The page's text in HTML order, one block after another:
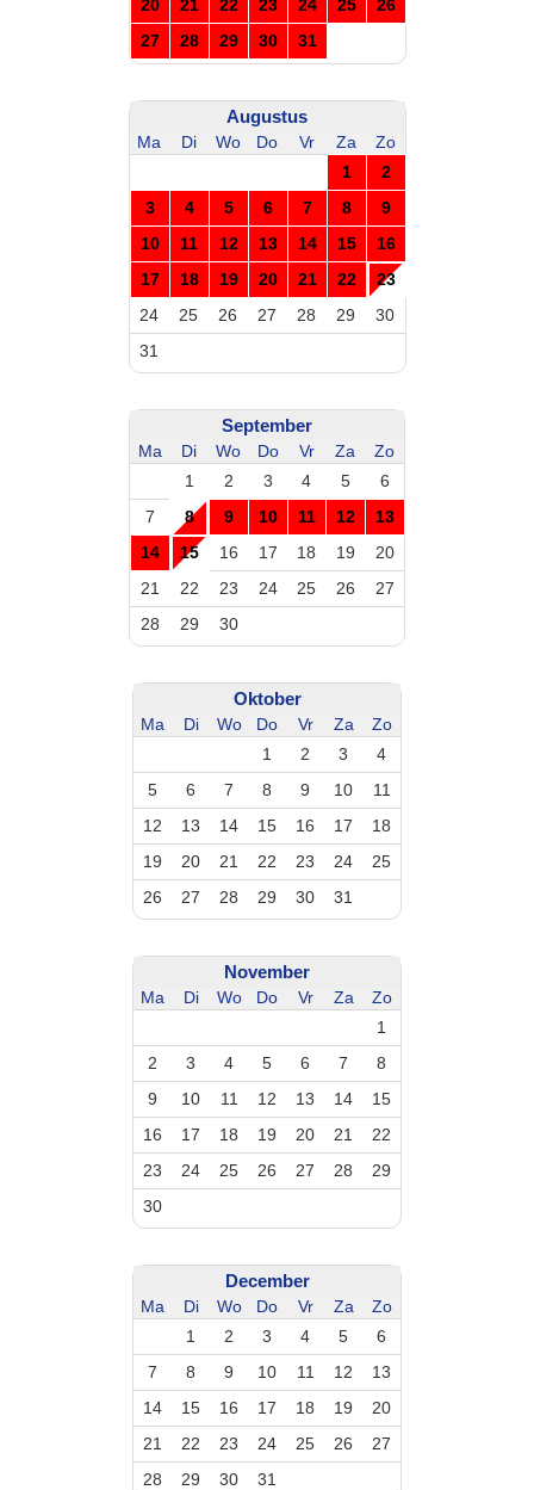
20 21 22 23 24 25
26
27
28 29 30 31
Augustus
Ma Di Wo Do Vr Za
Zo
1
2
3
4 5 6 7 8
9
10
11 12 13 14 15
16
17
18 19 20 21 22
23
24
25 26 27 28 29
30
31
September
Ma Di Wo Do Vr Za
Zo
1
2 3 4 5
6
7
8 9 10 11 12
13
14
15 16 17 18 19
20
21
22 23 24 25 26
27
28
29 30
Oktober
Ma Di Wo Do Vr Za
Zo
1
2 3
4
5
6 7 8 9 10
11
12
13 14 15 16 17
18
19
20 21 22 23 24
25
26
27 28 29 30 31
November
Ma Di Wo Do Vr Za
Zo
1
2
3 4 5 6 7
8
9
10 11 12 13 14
15
16
17 18 19 20 21
22
23
24 25 26 27 28
29
30
December
Ma Di Wo Do Vr Za
Zo
1
2 3 4 5
6
7
8 9 10 11 12
13
14
15 16 17 18 19
20
21
22 23 24 25 26
27
28
29 30 31